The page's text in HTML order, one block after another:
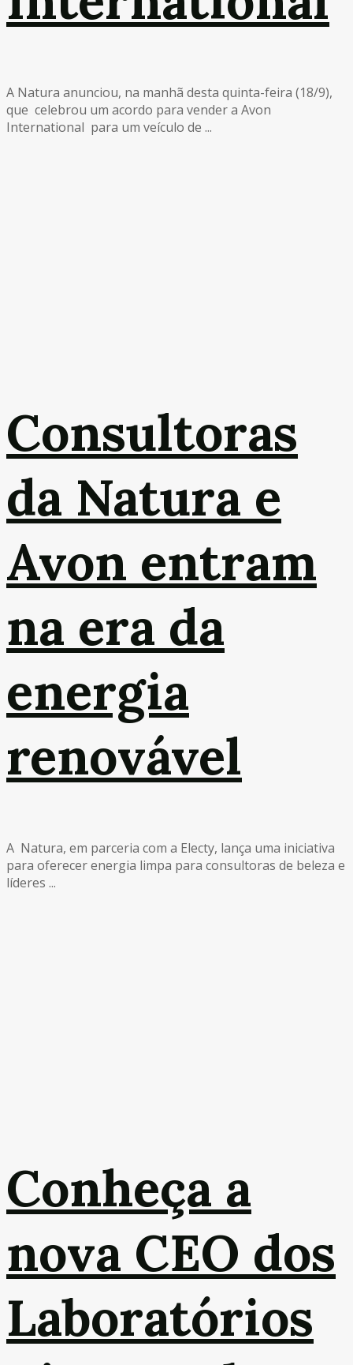
A Natura anunciou, na manhã desta quinta-feira (18/9),
que celebrou um acordo para vender a Avon
International para um veículo de ...
Consultoras
da Natura e
Avon entram
na era da
energia
renovável
A Natura, em parceria com a Electy, lança uma iniciativa
para oferecer energia limpa para consultoras de beleza e
líderes ...
Conheça a
nova CEO dos
Laboratórios